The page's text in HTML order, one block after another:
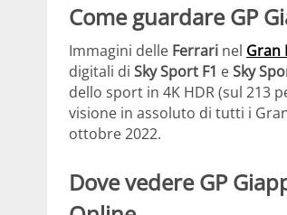
Come guardare GP
Immagini delle Ferrari nel Gran
digitali di Sky Sport F1 eSky
dello sport in 4K HDR (sul 213
visione in assoluto di tutti i
ottobre 2022.
Dove vedere GP